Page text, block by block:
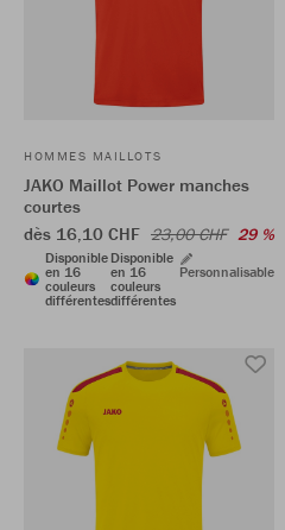
HOMMES MAILLOTS
JAKO Maillot Power manches
courtes
dès 16,10 CHF 23,00 CHF 29 %
Disponible
en 16
couleurs
différentes
Disponible
en 16
couleurs
différentes
Personnalisable